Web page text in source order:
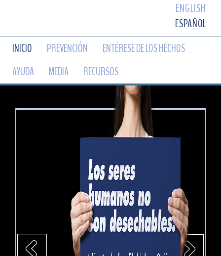
ENGLISH
ESPAÑOL
INICIO
PREVENCIÓN
ENTÉRESE DE LOS HECHOS
AYUDA
MEDIA RECURSOS